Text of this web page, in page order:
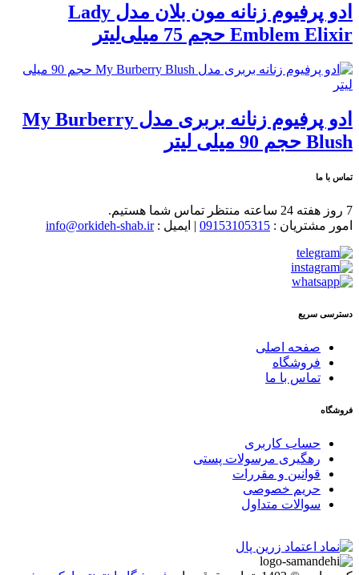
ادو پرفیوم زنانه مون بلان مدل Lady
Emblem Elixir حجم 75 میلی‌لیتر
ادو پرفیوم زنانه بربری مدل My Burberry
Blush حجم 90 میلی لیتر
تماس با ما
7 روز هفته 24 ساعته منتظر تماس شما هستیم.
امور مشتریان : 09153105315 | ایمیل :info@orkideh-shab.ir
دسترسی سریع
صفحه اصلی
فروشگاه
تماس با ما
فروشگاه
حساب کاربری
رهگیری مرسولات پستی
قوانین و مقررات
حریم خصوصی
سوالات متداول